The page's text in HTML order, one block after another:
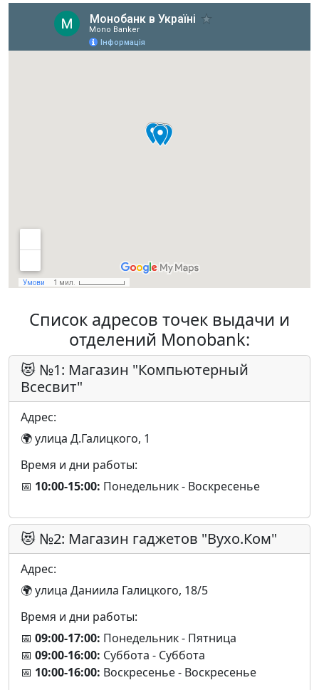
Список адресов точек выдачи и
отделений Monobank:
😻 №1: Магазин "Компьютерный
Всесвит"
Адрес:
🌍 улица Д.Галицкого, 1
Время и дни работы:
📅 10:00-15:00: Понедельник - Воскресенье
😻 №2: Магазин гаджетов "Вухо.Ком"
Адрес:
🌍 улица Даниила Галицкого, 18/5
Время и дни работы:
📅 09:00-17:00: Понедельник - Пятница
📅 09:00-16:00: Суббота - Суббота
📅 10:00-16:00: Воскресенье - Воскресенье